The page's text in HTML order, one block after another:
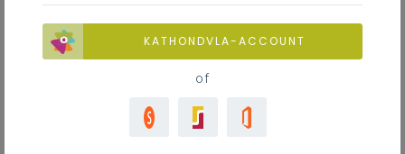
KATHONDVLA-ACCOUNT
of